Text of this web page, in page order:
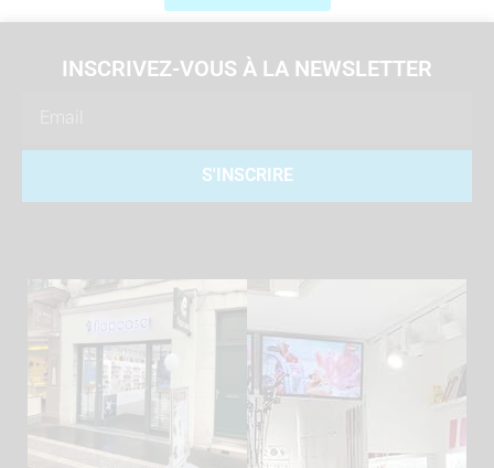
INSCRIVEZ-VOUS À LA NEWSLETTER
S'INSCRIRE